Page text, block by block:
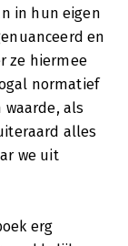
in hun eigen
en
ze hiermee
normatief
als
alles
we uit
erg